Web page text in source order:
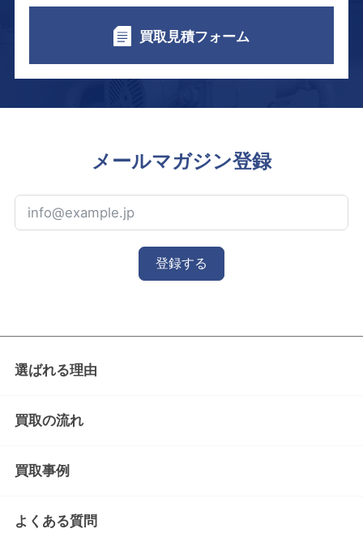
買取見積フォーム
メールマガジン登録
登録する
選ばれる理由
買取の流れ
買取事例
よくある質問